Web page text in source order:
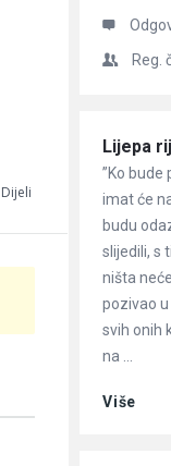
Dijeli
Reg.
Lijepa
”Ko bude
imat će
budu
slijedili, s
ništa
pozivao
svih onih
na ...
Više